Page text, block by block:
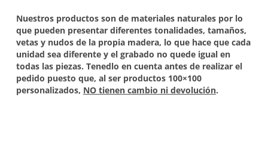
Nuestros productos son de materiales naturales por lo
que pueden presentar diferentes tonalidades, tamaños,
vetas y nudos de la propia madera, lo que hace que cada
unidad sea diferente y el grabado no quede igual en
todas las piezas. Tenedlo en cuenta antes de realizar el
pedido puesto que, al ser productos 100×100
personalizados, NO tienen cambio ni devolución.